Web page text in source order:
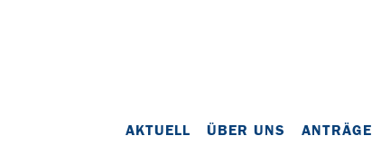
AKTUELL ÜBER UNS ANTRÄGE